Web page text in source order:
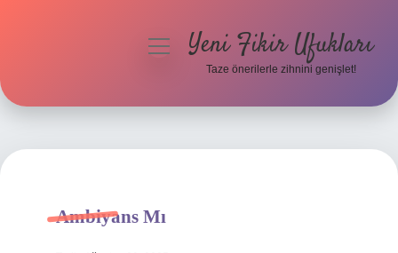
Hakkımızda
menüyüYeni Fikir Ufukları
Taze önerilerle zihnini genişlet!
Ambiyans Mı